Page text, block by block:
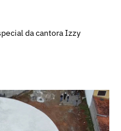
da cantora Izzy